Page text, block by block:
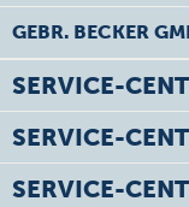
GEBR. BECKER
SERVICE-
SERVICE-
SERVICE-